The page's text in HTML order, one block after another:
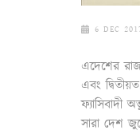
6 DEC
এদেশের
এবং
ফ্যাসিবাদী
সারা দেশ